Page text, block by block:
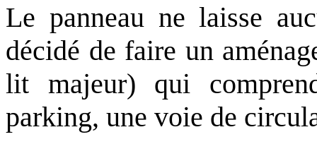
Le panneau ne laisse
décidé de faire un
lit majeur) qui
parking, une voie de